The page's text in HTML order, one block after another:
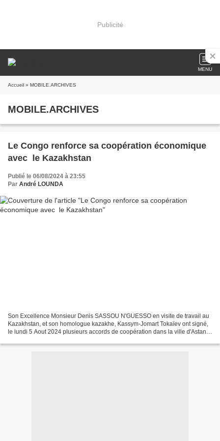
Publicité
MENU
Accueil » MOBILE.ARCHIVES
MOBILE.ARCHIVES
Le Congo renforce sa coopération économique
avec le Kazakhstan
Publié le 06/08/2024 à 23:55
Par André LOUNDA
Son Excellence Monsieur Denis SASSOU N'GUESSO en visite de travail au
Kazakhstan, et son homologue kazakhe, Kassym-Jomart Tokaïev ont signé,
le lundi 5 Aout 2024 plusieurs accords de coopération dans la ville d'Astana.